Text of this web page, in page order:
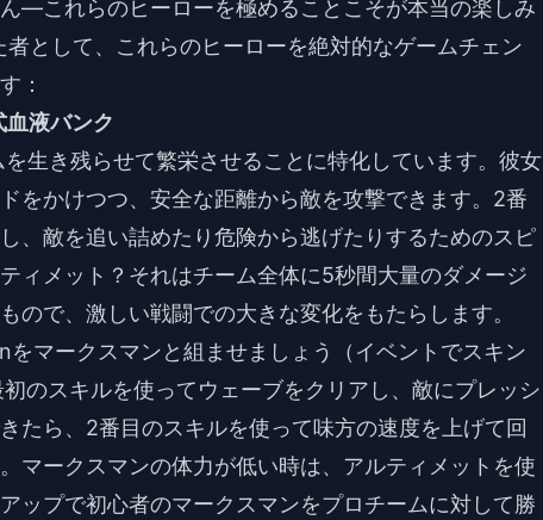
—これらのヒーローを極めることこそが本当の楽しみ
として、これらのヒーローを絶対的なゲームチェン
：
液バンク
生き残らせて繁栄させることに特化しています。彼女
をかけつつ、安全な距離から敵を攻撃できます。2番
、敵を追い詰めたり危険から逃げたりするためのスピ
ィメット？それはチーム全体に5秒間大量のダメージ
ので、激しい戦闘での大きな変化をもたらします。
マークスマンと組ませましょう（イベントでスキン
のスキルを使ってウェーブをクリアし、敵にプレッシ
たら、2番目のスキルを使って味方の速度を上げて回
マークスマンの体力が低い時は、アルティメットを使
ップで初心者のマークスマンをプロチームに対して勝